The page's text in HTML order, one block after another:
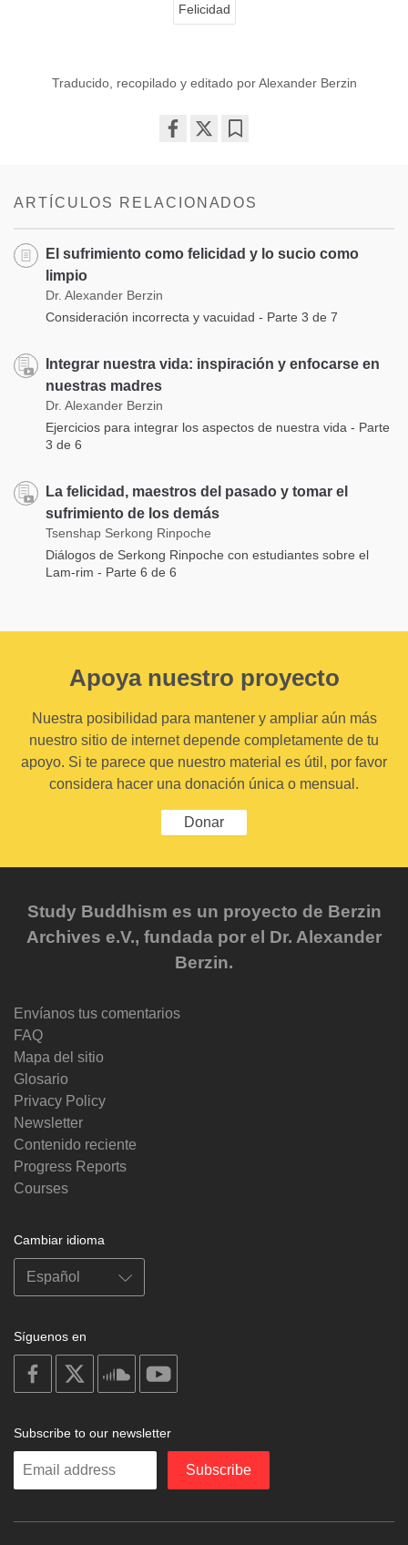
Felicidad
Traducido, recopilado y editado por Alexander Berzin
ARTÍCULOS RELACIONADOS
El sufrimiento como felicidad y lo sucio como
limpio
Dr. Alexander Berzin
Consideración incorrecta y vacuidad - Parte 3 de 7
Integrar nuestra vida: inspiración y enfocarse en
nuestras madres
Dr. Alexander Berzin
Ejercicios para integrar los aspectos de nuestra vida - Parte
3 de 6
La felicidad, maestros del pasado y tomar el
sufrimiento de los demás
Tsenshap Serkong Rinpoche
Diálogos de Serkong Rinpoche con estudiantes sobre el
Lam-rim - Parte 6 de 6
Apoya nuestro proyecto
Nuestra posibilidad para mantener y ampliar aún más
nuestro sitio de internet depende completamente de tu
apoyo. Si te parece que nuestro material es útil, por favor
considera hacer una donación única o mensual.
Donar
Study Buddhism es un proyecto de Berzin
Archives e.V., fundada por el Dr. Alexander
Berzin.
Envíanos tus comentarios
FAQ
Mapa del sitio
Glosario
Privacy Policy
Newsletter
Contenido reciente
Progress Reports
Courses
Cambiar idioma
Síguenos en
on
facebook
soundcloud
Subscribe to our newsletter
Enter
Subscribe